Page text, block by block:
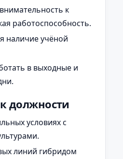
к
работоспособность.
наличие учёной
в выходные и
должности
условиях с
линий гибридом